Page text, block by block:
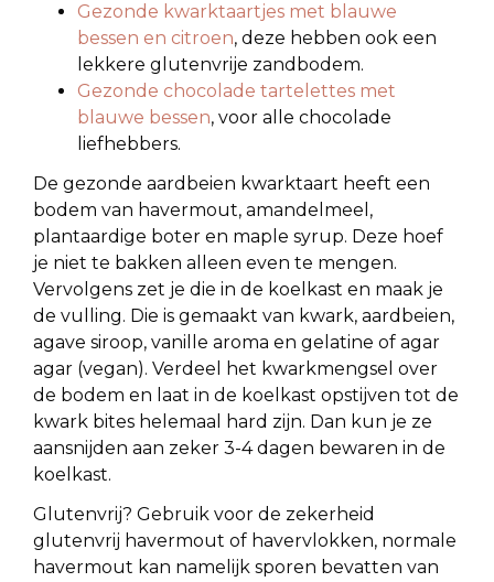
Gezonde kwarktaartjes met blauwe
bessen en citroen, deze hebben ook een
lekkere glutenvrije zandbodem.
Gezonde chocolade tartelettes met
blauwe bessen, voor alle chocolade
liefhebbers.
De gezonde aardbeien kwarktaart heeft een
bodem van havermout, amandelmeel,
plantaardige boter en maple syrup. Deze hoef
je niet te bakken alleen even te mengen.
Vervolgens zet je die in de koelkast en maak je
de vulling. Die is gemaakt van kwark, aardbeien,
agave siroop, vanille aroma en gelatine of agar
agar (vegan). Verdeel het kwarkmengsel over
de bodem en laat in de koelkast opstijven tot de
kwark bites helemaal hard zijn. Dan kun je ze
aansnijden aan zeker 3-4 dagen bewaren in de
koelkast.
Glutenvrij? Gebruik voor de zekerheid
glutenvrij havermout of havervlokken, normale
havermout kan namelijk sporen bevatten van